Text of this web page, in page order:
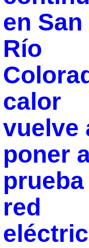
en
Río
calor
vuelve
poner
red